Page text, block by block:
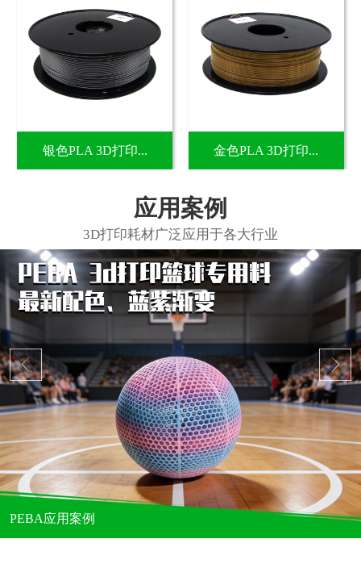
银色PLA 3D打印... 金色PLA 3D打印...
应用案例
PEBA应用案例